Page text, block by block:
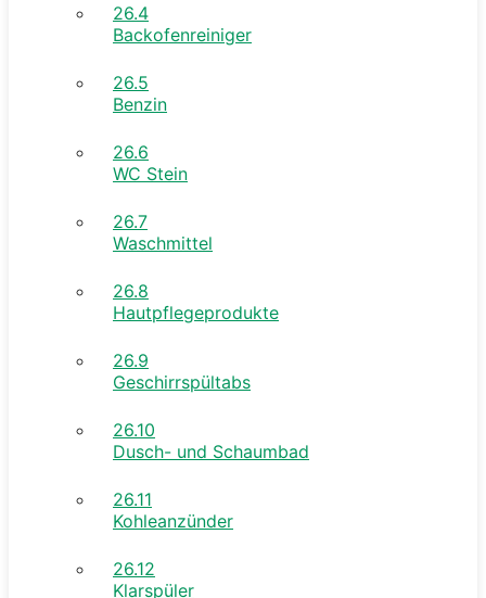
26.4
Backofenreiniger
26.5
Benzin
26.6
WC Stein
26.7
Waschmittel
26.8
Hautpflegeprodukte
26.9
Geschirrspültabs
26.10
Dusch- und Schaumbad
26.11
Kohleanzünder
26.12
Klarspüler